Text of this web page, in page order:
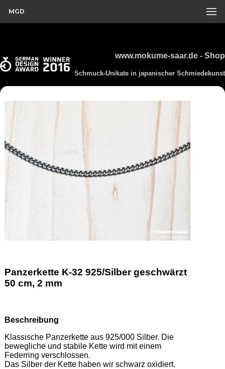
MGD
www.mokume-saar.de - Shop
Schmuck-Unikate in japanischer Schmiedekunst
Panzerkette K-32 925/Silber geschwärzt
50 cm, 2 mm
Beschreibung
Klassische Panzerkette aus 925/000 Silber. Die
bewegliche und stabile Kette wird mit einem
Federring verschlossen.
Das Silber der Kette haben wir schwarz oxidiert.